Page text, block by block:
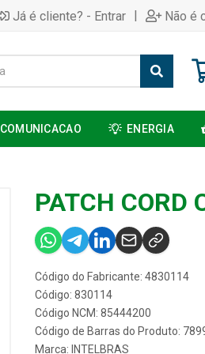
Já é cliente? - Entrar | Não é
COMUNICACAO ENERGIA
PATCH CORD
Código do Fabricante: 4830114
Código: 830114
Código NCM: 85444200
Código de Barras do Produto:
Marca: INTELBRAS